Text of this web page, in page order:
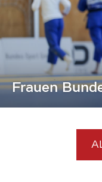
Frauen